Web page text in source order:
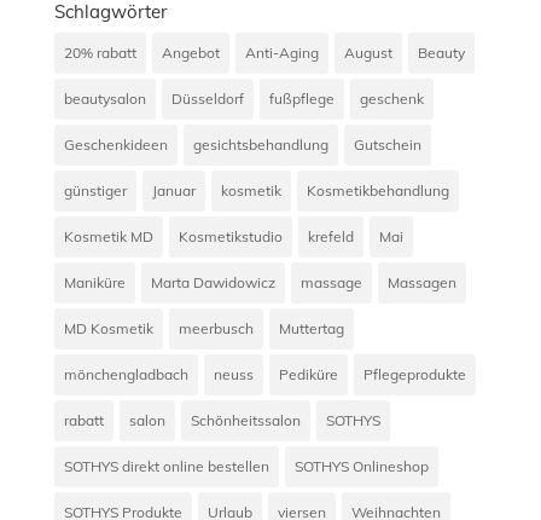
Schlagwörter
20% rabatt Angebot Anti-Aging August Beauty
beautysalon Düsseldorf fußpflege geschenk
Geschenkideen gesichtsbehandlung Gutschein
günstiger Januar kosmetik Kosmetikbehandlung
Kosmetik MD Kosmetikstudio krefeld Mai
Maniküre Marta Dawidowicz massage Massagen
MD Kosmetik meerbusch Muttertag
mönchengladbach neuss Pediküre Pflegeprodukte
rabatt salon Schönheitssalon SOTHYS
SOTHYS direkt online bestellen SOTHYS Onlineshop
SOTHYS Produkte Urlaub viersen Weihnachten